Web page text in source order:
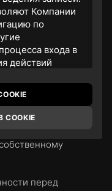
в любой момент
и перечень
ограничить
или
любой
перед
Компании
по
входа в
действий
сайтов для
повышения
для получения
cookie и
делается для